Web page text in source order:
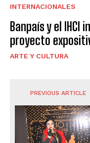
INTERNACIONALES
Banpaís y el IHCI
proyecto
ARTE Y CULTURA
PREVIOUS ARTICLE